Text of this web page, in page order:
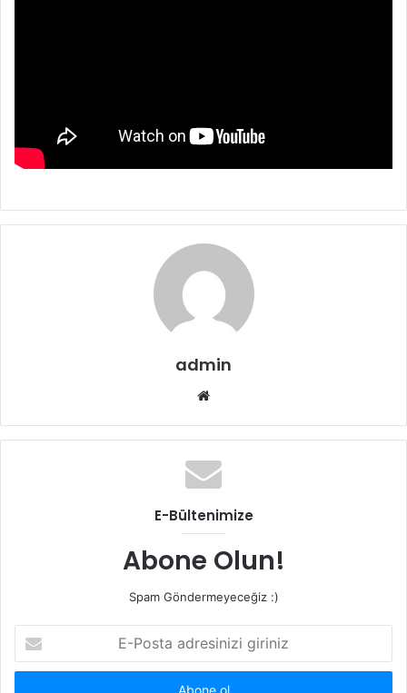
admin
Web
E-Bültenimize
Abone Olun!
Spam Göndermeyeceğiz :)
Posta
adresinizi